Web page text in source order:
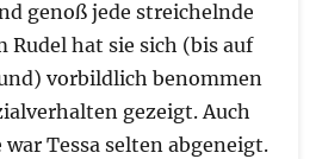
genoß jede streichelnde
Rudel hat sie sich (bis auf
vorbildlich benommen
gezeigt. Auch
Tessa selten abgeneigt.